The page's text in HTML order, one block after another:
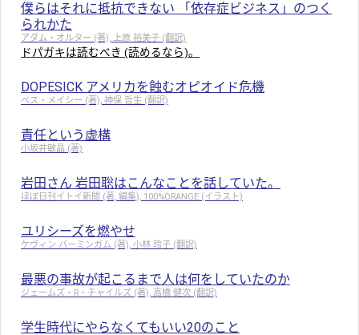
僕らはそれに抵抗できない 「依存症ビジネス」のつく
られかた
アダム・オルター (著), 上原 裕美子 (翻訳)
ドパガキは読むべき (読めるなら)。
DOPESICK アメリカを蝕むオピオイド危機
ベス・メイシー (著), 神保 哲生 (翻訳)
責任という虚構
小坂井敏晶 (著)
岩田さん 岩田聡はこんなことを話していた。
ほぼ日刊イトイ新聞 (著, 編集), 100%ORANGE (イラスト)
ユリシーズを燃やせ
ケヴィン バーミンガム (著), 小林 玲子 (翻訳)
最悪の事故が起こるまで人は何をしていたのか
ジェームズ・R・チャイルズ (著), 高橋 健次 (翻訳)
学生時代にやらなくてもいい20のこと